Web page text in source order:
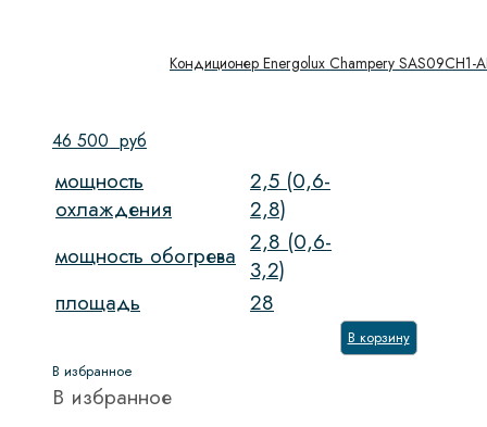
Кондиционер Energolux Champery SAS09CH1-
46 500 руб
мощность
охлаждения
2,5 (0,6-
2,8)
мощность обогрева 2,8 (0,6-
3,2)
площадь
28
В корзину
В избранное
В избранное